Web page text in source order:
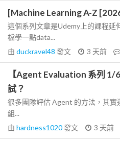
[Machine Learning A-Z
這個系列文章是Udemy上的課程延
檔學一點data...
由 duckravel48 發文 3 天前
【Agent Evaluation 系列
試？
很多團隊評估 Agent 的方法，其
組...
由 hardness1020發文 3 天前